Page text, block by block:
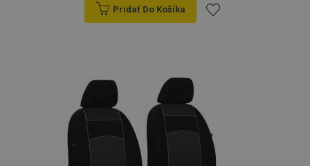
Pridať Do Košíka
prianí